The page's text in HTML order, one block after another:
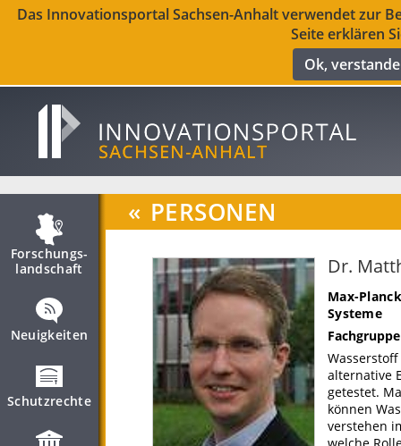
Das Innovationsportal Sachsen-Anhalt verwendet zur
Seite erklären
Ok,
Forschungs­
landschaft
Neuigkeiten
Schutzrechte
« PERSONEN
Dr.
Max-
Systeme
alternative
getestet.
können
verstehen